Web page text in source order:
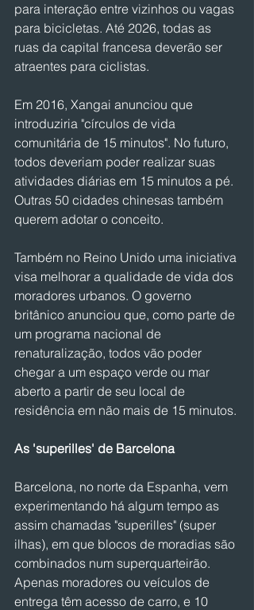
para interação entre vizinhos ou vagas
para bicicletas. Até 2026, todas as
ruas da capital francesa deverão ser
atraentes para ciclistas.
Em 2016, Xangai anunciou que
introduziria "círculos de vida
comunitária de 15 minutos". No futuro,
todos deveriam poder realizar suas
atividades diárias em 15 minutos a pé.
Outras 50 cidades chinesas também
querem adotar o conceito.
Também no Reino Unido uma iniciativa
visa melhorar a qualidade de vida dos
moradores urbanos. O governo
britânico anunciou que, como parte de
um programa nacional de
renaturalização, todos vão poder
chegar a um espaço verde ou mar
aberto a partir de seu local de
residência em não mais de 15 minutos.
As 'superilles' de Barcelona
Barcelona, ​​no norte da Espanha, vem
experimentando há algum tempo as
assim chamadas "superilles" (super
ilhas), em que blocos de moradias são
combinados num superquarteirão.
Apenas moradores ou veículos de
entrega têm acesso de carro, e 10